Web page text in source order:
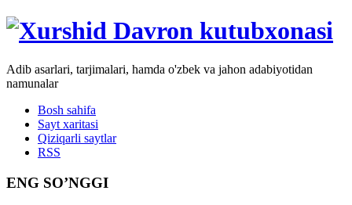
Adib asarlari, tarjimalari, hamda o'zbek va jahon adabiyotidan
namunalar
Bosh sahifa
Sayt xaritasi
Qiziqarli saytlar
RSS
ENG SO’NGGI